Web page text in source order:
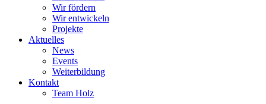
Wir fördern
Wir entwickeln
Projekte
Aktuelles
News
Events
Weiterbildung
Kontakt
Team Holz